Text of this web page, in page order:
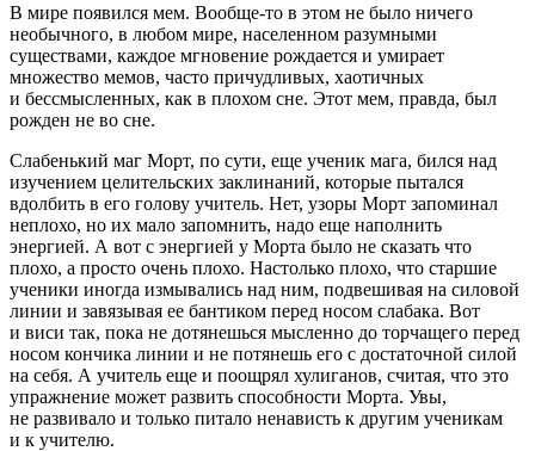
В мире появился мем. Вообще-то в этом не было ничего
необычного, в любом мире, населенном разумными
существами, каждое мгновение рождается и умирает
множество мемов, часто причудливых, хаотичных
и бессмысленных, как в плохом сне. Этот мем, правда, был
рожден не во сне.
Слабенький маг Морт, по сути, еще ученик мага, бился над
изучением целительских заклинаний, которые пытался
вдолбить в его голову учитель. Нет, узоры Морт запоминал
неплохо, но их мало запомнить, надо еще наполнить
энергией. А вот с энергией у Морта было не сказать что
плохо, а просто очень плохо. Настолько плохо, что старшие
ученики иногда измывались над ним, подвешивая на силовой
линии и завязывая ее бантиком перед носом слабака. Вот
и виси так, пока не дотянешься мысленно до торчащего перед
носом кончика линии и не потянешь его с достаточной силой
на себя. А учитель еще и поощрял хулиганов, считая, что это
упражнение может развить способности Морта. Увы,
не развивало и только питало ненависть к другим ученикам
и к учителю.